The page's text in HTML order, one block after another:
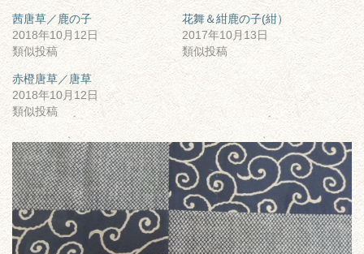
茜唐草／鹿の子
2018年10月12日
類似投稿
花舞＆紺鹿の子(紺）
2017年10月13日
類似投稿
赤橙唐草／唐草
2018年10月12日
類似投稿